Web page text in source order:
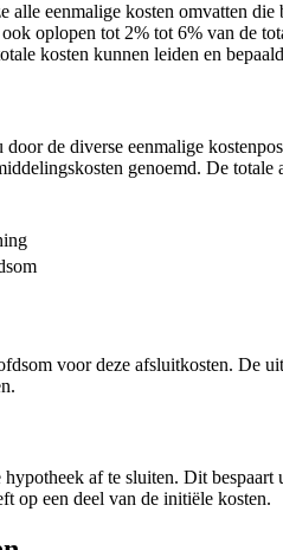
eenmalige kosten omvatten
oplopen tot 2% tot 6% van de
kosten kunnen leiden en
de diverse eenmalige
genoemd. De
voor deze afsluitkosten.
af te sluiten. Dit
op een deel van de initiële kosten.